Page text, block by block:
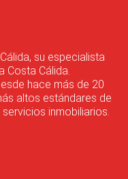
su especialista
Costa Cálida.
hace más de 20
altos estándares de
inmobiliarios.